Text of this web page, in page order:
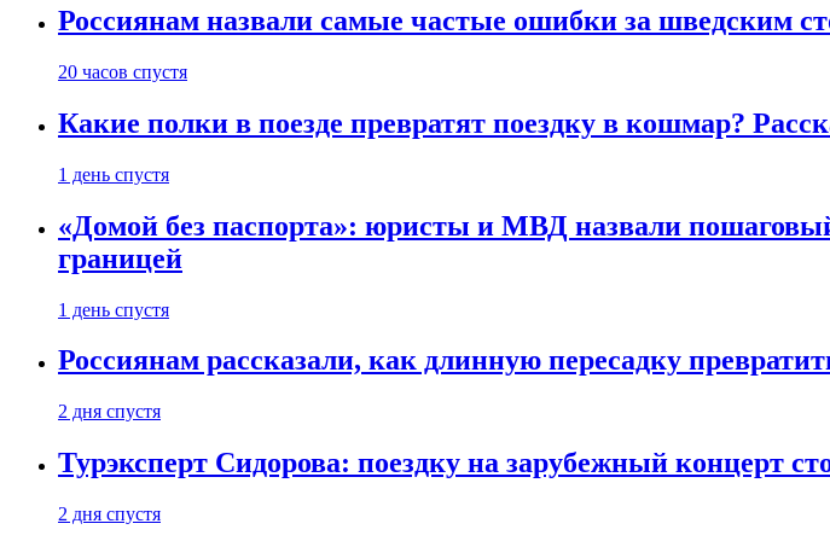
Россиянам назвали самые частые ошибки за шведским
20 часов спустя
Какие полки в поезде превратят поездку в кошмар?
1 день спустя
«Домой без паспорта»: юристы и МВД назвали
границей
1 день спустя
Россиянам рассказали, как длинную пересадку
2 дня спустя
Турэксперт Сидорова: поездку на зарубежный концерт
2 дня спустя